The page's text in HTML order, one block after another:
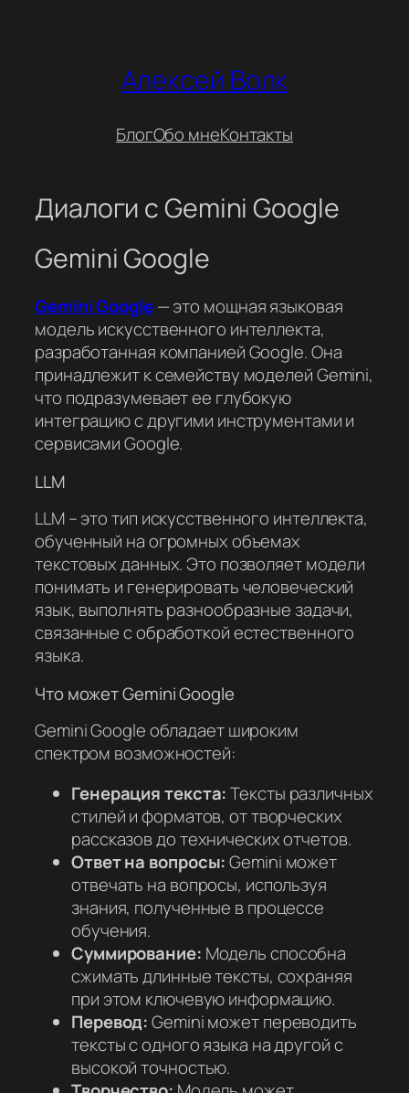
Алексей Волк
БлогОбо мнеКонтакты
Диалоги с Gemini Google
Gemini Google
Gemini Google— это мощная языковая
модель искусственного интеллекта,
разработанная компанией Google. Она
принадлежит к семейству моделей Gemini,
что подразумевает ее глубокую
интеграцию с другими инструментами и
сервисами Google.
LLM
LLM – это тип искусственного интеллекта,
обученный на огромных объемах
текстовых данных. Это позволяет модели
понимать и генерировать человеческий
язык, выполнять разнообразные задачи,
связанные с обработкой естественного
языка.
Что может Gemini Google
Gemini Google обладает широким
спектром возможностей:
Генерация текста:Тексты различных
стилей и форматов, от творческих
рассказов до технических отчетов.
Ответ на вопросы:Gemini может
отвечать на вопросы, используя
знания, полученные в процессе
обучения.
Суммирование: Модель способна
сжимать длинные тексты, сохраняя
при этом ключевую информацию.
Перевод:Gemini может переводить
тексты с одного языка на другой с
высокой точностью.